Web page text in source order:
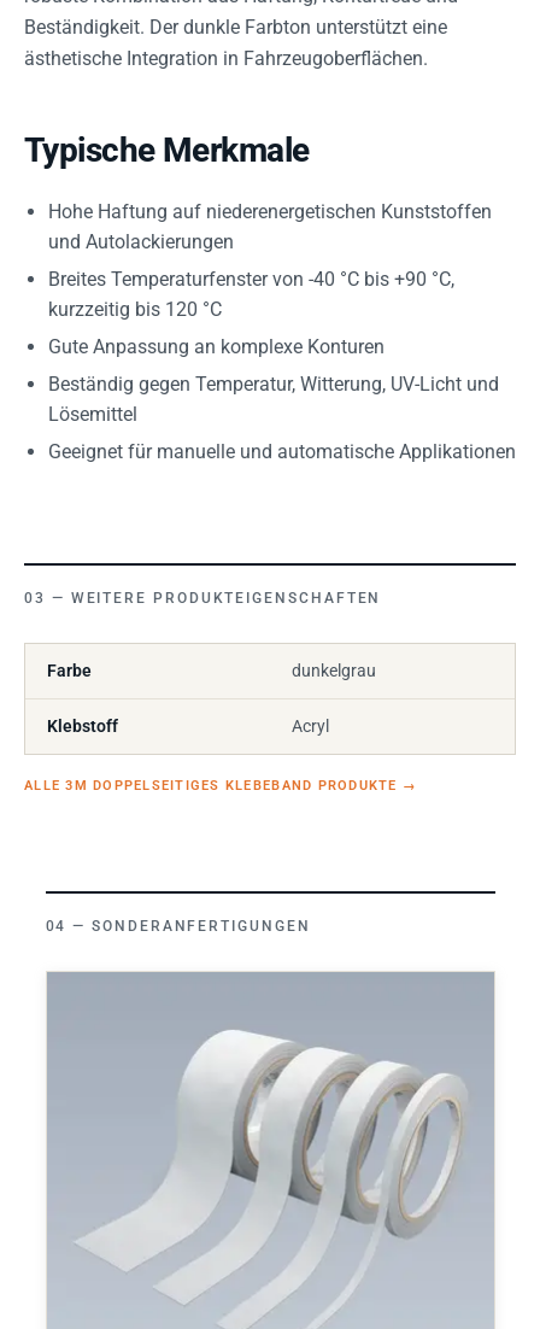
Beständigkeit. Der dunkle Farbton unterstützt eine
ästhetische Integration in Fahrzeugoberflächen.
Typische Merkmale
Hohe Haftung auf niederenergetischen Kunststoffen
und Autolackierungen
Breites Temperaturfenster von -40 °C bis +90 °C,
kurzzeitig bis 120 °C
Gute Anpassung an komplexe Konturen
Beständig gegen Temperatur, Witterung, UV-Licht und
Lösemittel
Geeignet für manuelle und automatische Applikationen
WEITERE PRODUKTEIGENSCHAFTEN
Farbe dunkelgrau
Klebstoff Acryl
ALLE 3M DOPPELSEITIGES KLEBEBAND PRODUKTE →
SONDERANFERTIGUNGEN